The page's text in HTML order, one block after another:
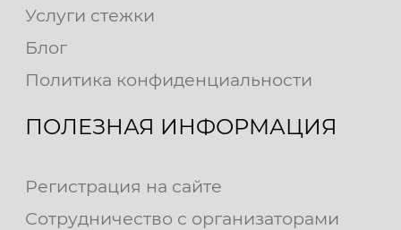
Услуги стежки
Блог
Политика конфиденциальности
ПОЛЕЗНАЯ ИНФОРМАЦИЯ
Регистрация на сайте
Сотрудничество с организаторами